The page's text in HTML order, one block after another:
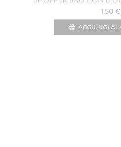
1.50 €
AGGIUNGI AL